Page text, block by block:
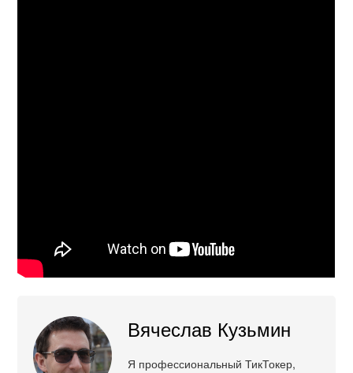
Вячеслав Кузьмин
Я профессиональный ТикТокер,